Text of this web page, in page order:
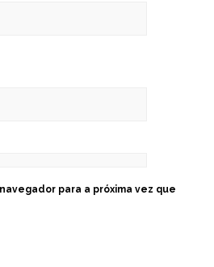
para a próxima vez que